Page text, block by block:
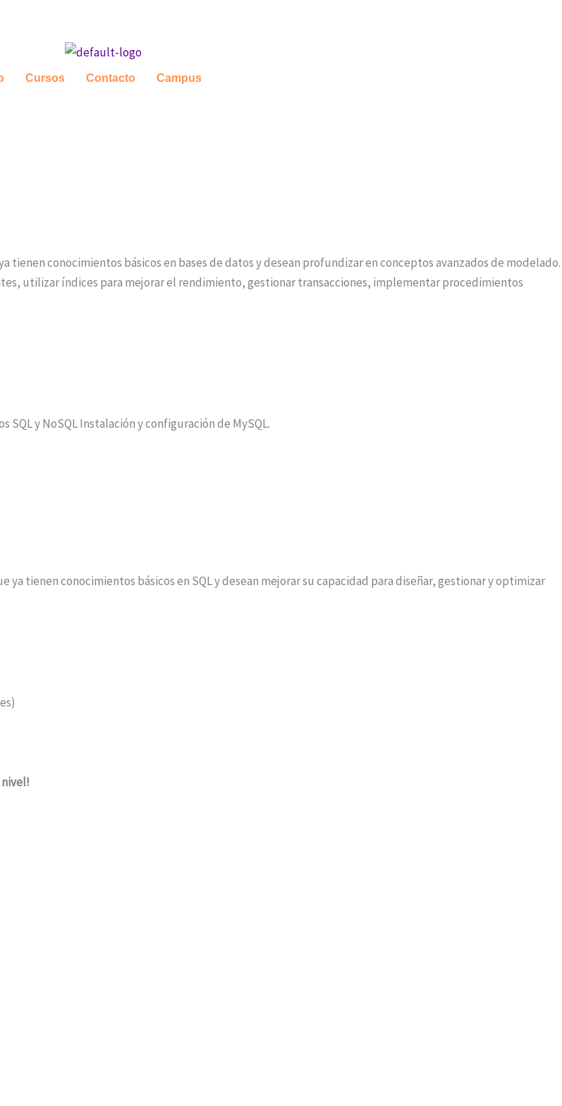
Cursos Contacto Campus
tienen conocimientos básicos en bases de datos y desean profundizar en conceptos avanzados de modelado.
utilizar índices para mejorar el rendimiento, gestionar transacciones, implementar procedimientos
tienen conocimientos básicos en SQL y desean mejorar su capacidad para diseñar, gestionar y optimizar
y NoSQL Instalación y configuración de MySQL.